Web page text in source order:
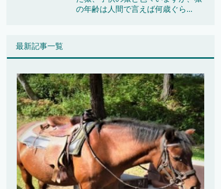
の年齢は人間で言えば何歳ぐら...
最新記事一覧